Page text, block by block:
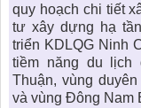
quy hoạch chi tiết
tư xây dựng hạ
triển KDLQG Ninh
tiềm năng du lịch
Thuận, vùng
và vùng Đông Nam